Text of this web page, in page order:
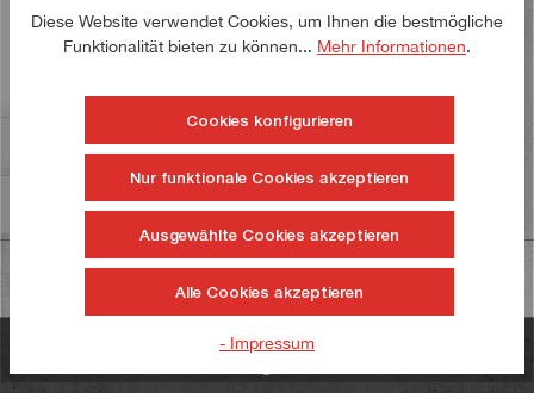
Dieser Wegmesssystem-Nachrüstsatz mit LCD-
Bildschirm ist auf die Verfahrwege der Fräsmaschinen
F207-V und F207-V oder ähnli…
Bewertungen
Informationen zur Produktsicherheit
Haben Sie noch Fragen?
Diese Website verwendet Cookies, um Ihnen die bestmögliche
Funktionalität bieten zu können... Mehr Informationen.
Cookies konfigurieren
Nur funktionale Cookies akzeptieren
Ausgewählte Cookies akzeptieren
Alle Cookies akzeptieren
- Impressum